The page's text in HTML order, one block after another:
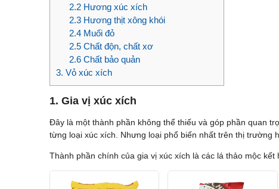
2.2 Hương xúc xích
2.3 Hương thịt xông khói
2.4 Muối đỏ
2.5 Chất độn, chất xơ
2.6 Chất bảo quản
3. Vỏ xúc xích
1. Gia vị xúc xích
Đây là một thành phần không thể thiếu và góp phần quan
từng loại xúc xích. Nhưng loại phổ biến nhất trên thị trường
Thành phần chính của gia vị xúc xích là các lá thảo mộc